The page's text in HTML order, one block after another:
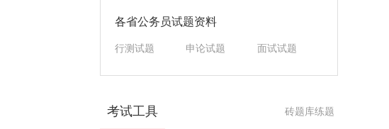
各省公务员试题资料
行测试题 申论试题 面试试题
砖题库练题
考试工具